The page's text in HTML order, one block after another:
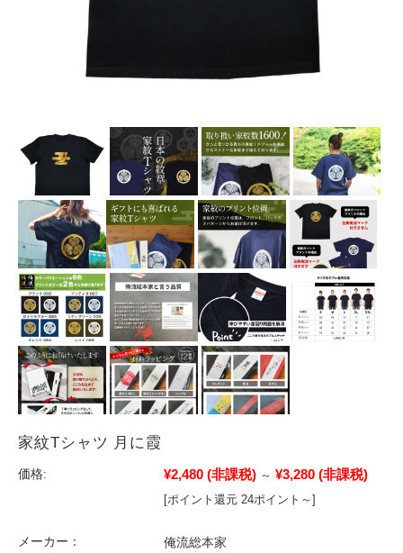
家紋Tシャツ 月に霞
価格: ¥2,480 (非課税) ～ ¥3,280 (非課税)
[ポイント還元 24ポイント～]
メーカー：
俺流総本家